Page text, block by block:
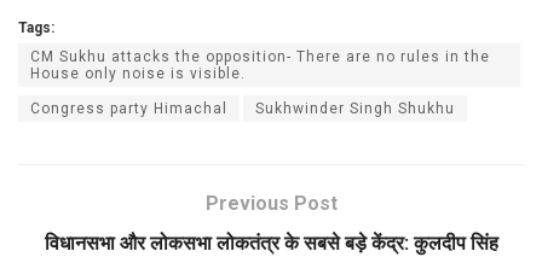
Tags:
CM Sukhu attacks the opposition- There are no rules in the
House only noise is visible.
Congress party Himachal Sukhwinder Singh Shukhu
Previous Post
विधानसभा और लोकसभा लोकतंत्र के सबसे बड़े केंद्र: कुलदीप सिंह